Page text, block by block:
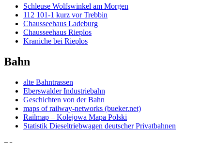
Schleuse Wolfswinkel am Morgen
112 101-1 kurz vor Trebbin
Chausseehaus Ladeburg
Chausseehaus Rieplos
Kraniche bei Rieplos
Bahn
alte Bahntrassen
Eberswalder Industriebahn
Geschichten von der Bahn
maps of railway-networks (bueker.net)
Railmap – Kolejowa Mapa Polski
Statistik Dieseltriebwagen deutscher Privatbahnen